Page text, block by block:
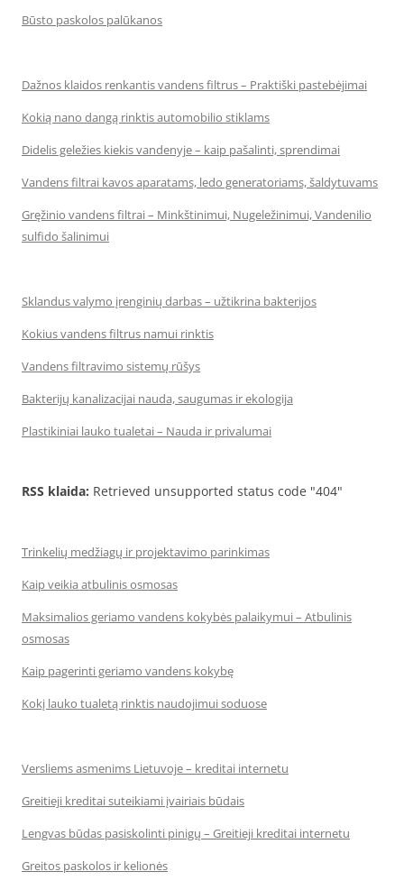
Būsto paskolos palūkanos
Dažnos klaidos renkantis vandens filtrus – Praktiški pastebėjimai
Kokią nano dangą rinktis automobilio stiklams
Didelis geležies kiekis vandenyje – kaip pašalinti, sprendimai
Vandens filtrai kavos aparatams, ledo generatoriams, šaldytuvams
Gręžinio vandens filtrai – Minkštinimui, Nugeležinimui, Vandenilio
sulfido šalinimui
Sklandus valymo įrenginių darbas – užtikrina bakterijos
Kokius vandens filtrus namui rinktis
Vandens filtravimo sistemų rūšys
Bakterijų kanalizacijai nauda, saugumas ir ekologija
Plastikiniai lauko tualetai – Nauda ir privalumai
RSS klaida: Retrieved unsupported status code "404"
Trinkelių medžiagų ir projektavimo parinkimas
Kaip veikia atbulinis osmosas
Maksimalios geriamo vandens kokybės palaikymui – Atbulinis
osmosas
Kaip pagerinti geriamo vandens kokybę
Kokį lauko tualetą rinktis naudojimui soduose
Versliems asmenims Lietuvoje – kreditai internetu
Greitieji kreditai suteikiami įvairiais būdais
Lengvas būdas pasiskolinti pinigų – Greitieji kreditai internetu
Greitos paskolos ir kelionės